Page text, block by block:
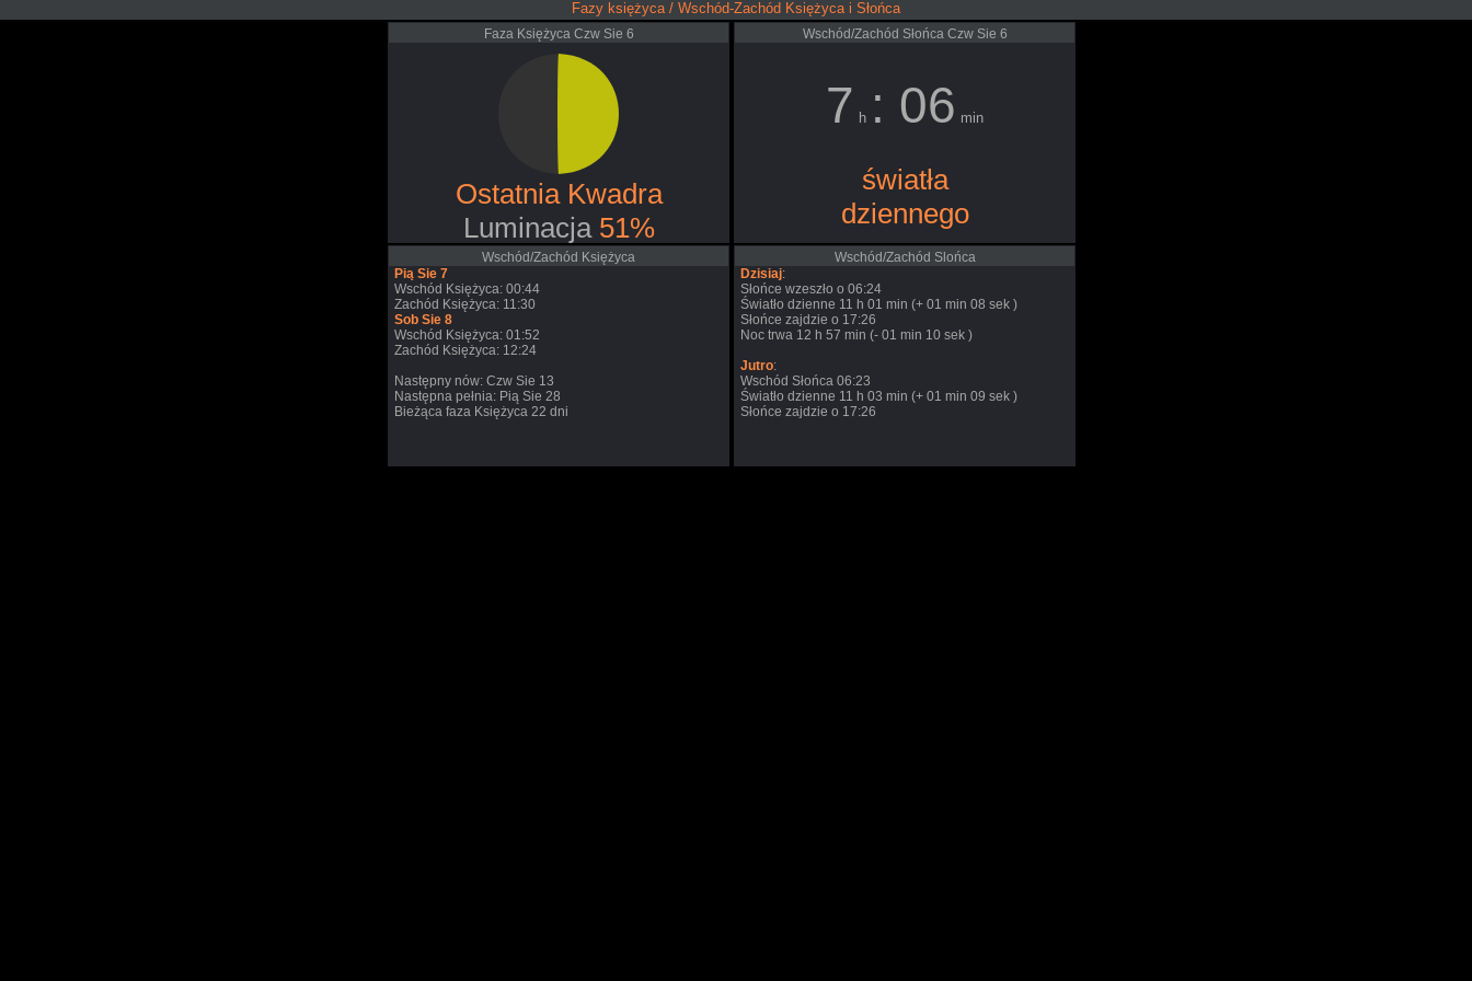
Fazy księżyca / Wschód-Zachód Księżyca i Słońca
Faza Księżyca Czw Sie 6
Ostatnia Kwadra
Luminacja 51%
Wschód/Zachód Słońca Czw Sie 6
7 h : 06 min
światła
dziennego
Wschód/Zachód Księżyca
Pią Sie 7
Wschód Księżyca: 00:44
Zachód Księżyca: 11:30
Sob Sie 8
Wschód Księżyca: 01:52
Zachód Księżyca: 12:24
Następny nów: Czw Sie 13
Następna pełnia: Pią Sie 28
Bieżąca faza Księżyca 22 dni
Wschód/Zachód Slońca
Dzisiaj:
Słońce wzeszło o 06:24
Światło dzienne 11 h 01 min (+ 01 min 08 sek )
Słońce zajdzie o 17:26
Noc trwa 12 h 57 min (- 01 min 10 sek )
Jutro:
Wschód Słońca 06:23
Światło dzienne 11 h 03 min (+ 01 min 09 sek )
Słońce zajdzie o 17:26